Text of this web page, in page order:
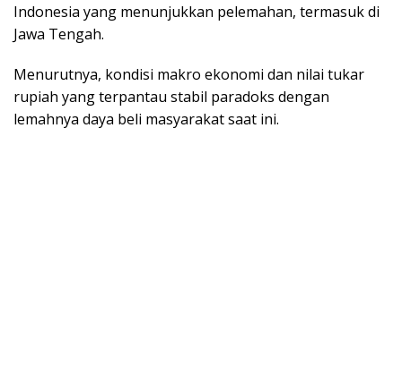
Indonesia yang menunjukkan pelemahan, termasuk di
Jawa Tengah.
Menurutnya, kondisi makro ekonomi dan nilai tukar
rupiah yang terpantau stabil paradoks dengan
lemahnya daya beli masyarakat saat ini.